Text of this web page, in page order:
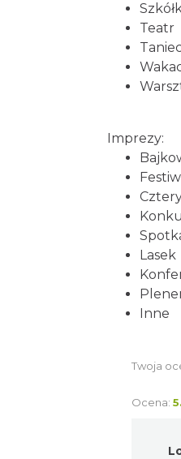
Teatr
Imprezy:
Lasek
Inne
Twoja
Ocena: